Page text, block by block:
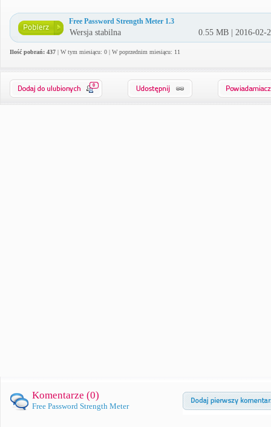
Free Password Strength Meter 1.3
Wersja stabilna 0.55 MB | 2016-02-
Ilość pobrań: 437 | W tym miesiącu: 0 | W poprzednim miesiącu: 11
0
Komentarze (0)
Free Password Strength Meter